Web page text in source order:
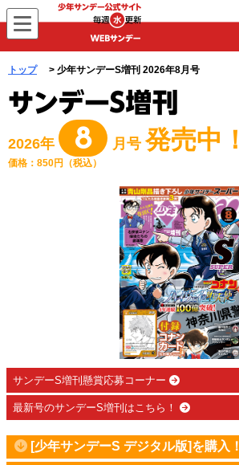
トップ> 少年サンデーS増刊 2026年8月号
2026年 8 月号 発売中！
価格：850円（税込）
サンデーS増刊懸賞応募コーナー
最新号のサンデーS増刊はこちら！
[少年サンデーS デジタル版]を購入！